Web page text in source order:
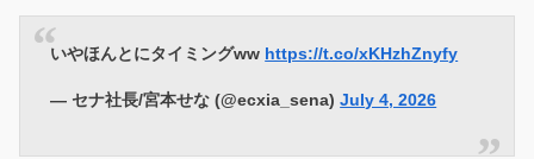
いやほんとにタイミングww https://t.co/xKHzhZnyfy
— セナ社長/宮本せな (@ecxia_sena)July 4, 2026